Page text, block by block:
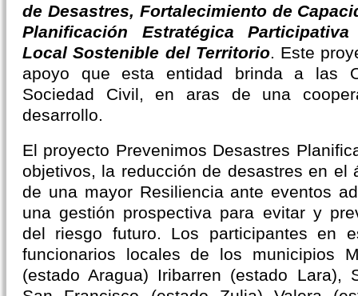
de Desastres, Fortalecimiento de
Planificación Estratégica
Local Sostenible del Territorio. Este
apoyo que esta entidad brinda a las
Sociedad Civil, en aras de una
desarrollo.
El proyecto Prevenimos Desastres
objetivos, la reducción de desastres en el
de una mayor Resiliencia ante eventos
una gestión prospectiva para evitar y
del riesgo futuro. Los participantes en
funcionarios locales de los municipios
(estado Aragua) Iribarren (estado Lara),